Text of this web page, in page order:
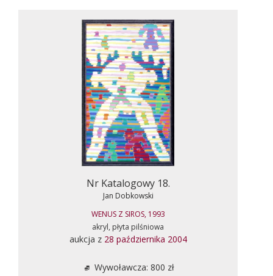
Nr Katalogowy 18.
Jan Dobkowski
WENUS Z SIROS, 1993
akryl, płyta pilśniowa
aukcja z 28 października 2004
Wywoławcza: 800 zł